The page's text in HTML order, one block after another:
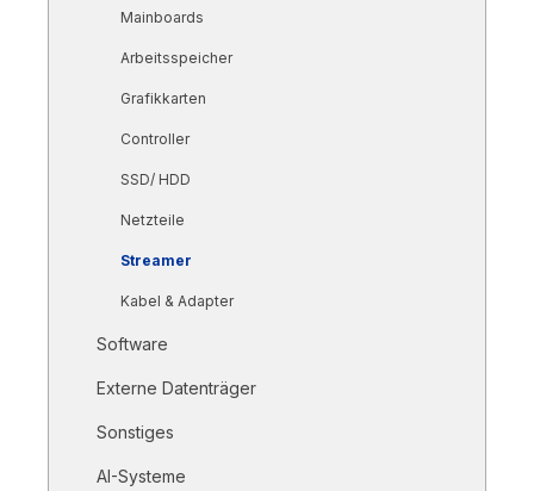
Mainboards
Arbeitsspeicher
Grafikkarten
Controller
SSD/ HDD
Netzteile
Streamer
Kabel & Adapter
Software
Externe Datenträger
Sonstiges
AI-Systeme